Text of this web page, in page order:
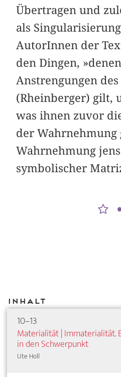
Übertragen und
als
AutorInnen der
den Dingen,
Anstrengungen des
(Rheinberger) gilt,
was ihnen zuvor
der Wahrnehmung
Wahrnehmung
symbolischer
Inhalt
10–13
Materialität | Immaterialität.
in den Schwerpunkt
Ute Holl